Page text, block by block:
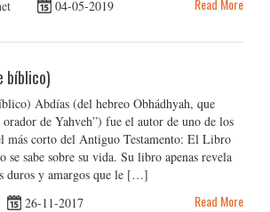
04-05-2019 Read More
bíblico)
Abdías (del hebreo Obhádhyah, que
de Yahveh”) fue el autor de uno de los
más corto del Antiguo Testamento: El Libro
se sabe sobre su vida. Su libro apenas revela
duros y amargos que le […]
26-11-2017 Read More